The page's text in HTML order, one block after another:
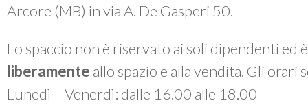
Arcore (MB) in via A. De Gasperi 50.
Lo spaccio non è riservato ai soli dipendenti ed
liberamente allo spazio e alla vendita. Gli orari
Lunedì – Venerdì: dalle 16.00 alle 18.00